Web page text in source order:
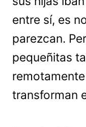
entre sí, es
parezcan.
pequeñitas
transforman